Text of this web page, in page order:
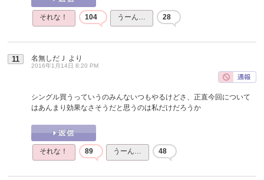
それな！ 104 うーん… 28
11 名無しだＪ より
2016年1月14日 8:20 PM
シングル買うっていうのみんないつもやるけどさ、正直今回について
はあんまり効果なさそうだと思うのは私だけだろうか
それな！ 89 うーん… 48